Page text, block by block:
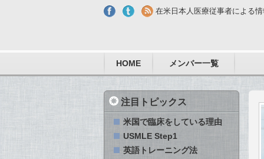
在米日本人医療従事者による
HOME メンバー一覧
注目トピックス
米国で臨床をしている理由
USMLE Step1
英語トレーニング法